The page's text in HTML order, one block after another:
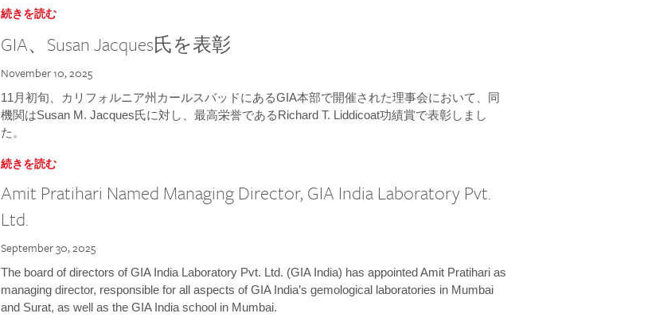
続きを読む
GIA、Susan Jacques氏を表彰
November 10, 2025
11月初旬、カリフォルニア州カールスバッドにあるGIA本部で開催された理事会において、同
機関はSusan M. Jacques氏に対し、最高栄誉であるRichard T. Liddicoat功績賞で表彰しまし
た。
続きを読む
Amit Pratihari Named Managing Director, GIA India Laboratory Pvt.
Ltd.
September 30, 2025
The board of directors of GIA India Laboratory Pvt. Ltd. (GIA India) has appointed Amit Pratihari as
managing director, responsible for all aspects of GIA India’s gemological laboratories in Mumbai
and Surat, as well as the GIA India school in Mumbai.